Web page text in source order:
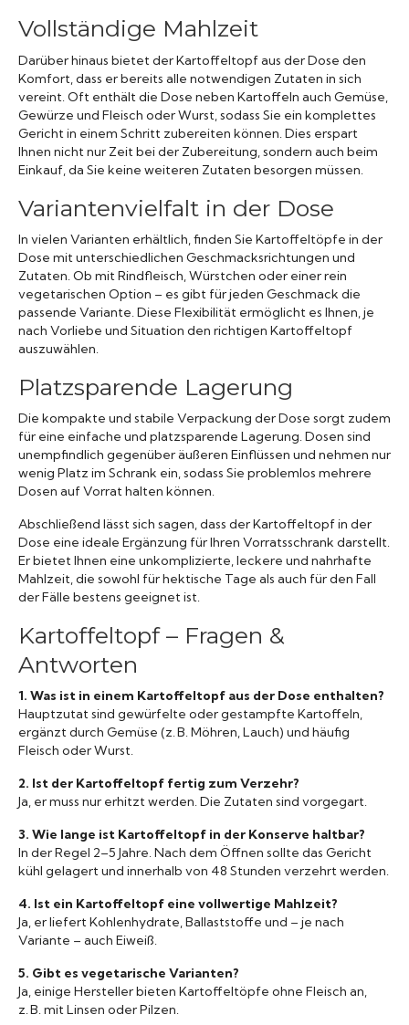
Vollständige Mahlzeit
Darüber hinaus bietet der Kartoffeltopf aus der Dose den
Komfort, dass er bereits alle notwendigen Zutaten in sich
vereint. Oft enthält die Dose neben Kartoffeln auch Gemüse,
Gewürze und Fleisch oder Wurst, sodass Sie ein komplettes
Gericht in einem Schritt zubereiten können. Dies erspart
Ihnen nicht nur Zeit bei der Zubereitung, sondern auch beim
Einkauf, da Sie keine weiteren Zutaten besorgen müssen.
Variantenvielfalt in der Dose
In vielen Varianten erhältlich, finden Sie Kartoffeltöpfe in der
Dose mit unterschiedlichen Geschmacksrichtungen und
Zutaten. Ob mit Rindfleisch, Würstchen oder einer rein
vegetarischen Option – es gibt für jeden Geschmack die
passende Variante. Diese Flexibilität ermöglicht es Ihnen, je
nach Vorliebe und Situation den richtigen Kartoffeltopf
auszuwählen.
Platzsparende Lagerung
Die kompakte und stabile Verpackung der Dose sorgt zudem
für eine einfache und platzsparende Lagerung. Dosen sind
unempfindlich gegenüber äußeren Einflüssen und nehmen nur
wenig Platz im Schrank ein, sodass Sie problemlos mehrere
Dosen auf Vorrat halten können.
Abschließend lässt sich sagen, dass der Kartoffeltopf in der
Dose eine ideale Ergänzung für Ihren Vorratsschrank darstellt.
Er bietet Ihnen eine unkomplizierte, leckere und nahrhafte
Mahlzeit, die sowohl für hektische Tage als auch für den Fall
der Fälle bestens geeignet ist.
Kartoffeltopf – Fragen &
Antworten
1. Was ist in einem Kartoffeltopf aus der Dose enthalten?
Hauptzutat sind gewürfelte oder gestampfte Kartoffeln,
ergänzt durch Gemüse (z. B. Möhren, Lauch) und häufig
Fleisch oder Wurst.
2. Ist der Kartoffeltopf fertig zum Verzehr?
Ja, er muss nur erhitzt werden. Die Zutaten sind vorgegart.
3. Wie lange ist Kartoffeltopf in der Konserve haltbar?
In der Regel 2–5 Jahre. Nach dem Öffnen sollte das Gericht
kühl gelagert und innerhalb von 48 Stunden verzehrt werden.
4. Ist ein Kartoffeltopf eine vollwertige Mahlzeit?
Ja, er liefert Kohlenhydrate, Ballaststoffe und – je nach
Variante – auch Eiweiß.
5. Gibt es vegetarische Varianten?
Ja, einige Hersteller bieten Kartoffeltöpfe ohne Fleisch an,
z. B. mit Linsen oder Pilzen.